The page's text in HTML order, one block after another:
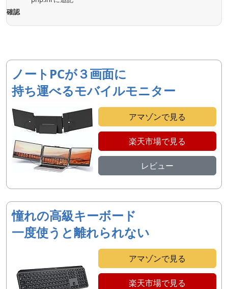
確認
ノートPCが３画面に
持ち運べるモバイルモニター
アマゾンで見る
楽天市場で見る
レビュー
憧れの高級キーボード
一度使うと離れられない
アマゾンで見る
楽天市場で見る